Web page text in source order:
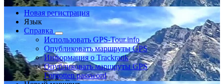
Новая регистрация
Язык
Справка
Использовать GPS-Tour.info
Опубликовать маршруты GPS
Информация о Trackrank
Опубликовать маршруты GPS
Forgotten password